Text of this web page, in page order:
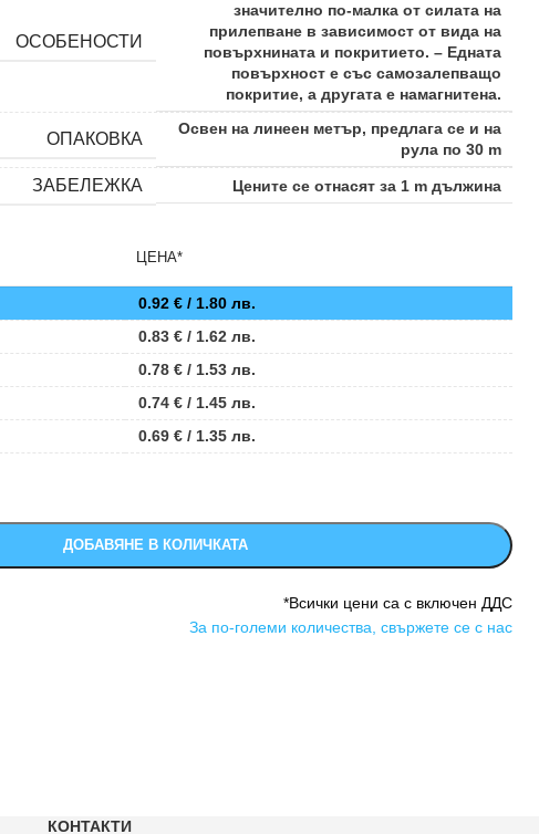
ОСОБЕНОСТИ
значително по-малка от силата на
прилепване в зависимост от вида на
повърхнината и покритието. – Едната
повърхност е със самозалепващо
покритие, а другата е намагнитена.
ОПАКОВКА
Освен на линеен метър, предлага се и на
рула по 30 m
ЗАБЕЛЕЖКА Цените се отнасят за 1 m дължина
ЦЕНА*
0.92 € / 1.80 лв.
0.83 € / 1.62 лв.
0.78 € / 1.53 лв.
0.74 € / 1.45 лв.
0.69 € / 1.35 лв.
ДОБАВЯНЕ В КОЛИЧКАТА
*Всички цени са с включен ДДС
За по-големи количества, свържете се с нас
КОНТАКТИ